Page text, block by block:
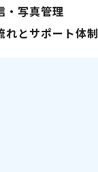
・写真管理
れとサポート体制